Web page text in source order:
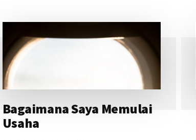
Bagaimana Saya Memulai
Usaha